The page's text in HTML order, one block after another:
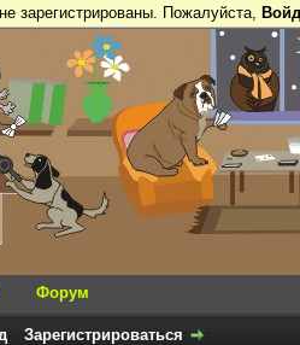
зарегистрированы. Пожалуйста,
Форум
Зарегистрироваться